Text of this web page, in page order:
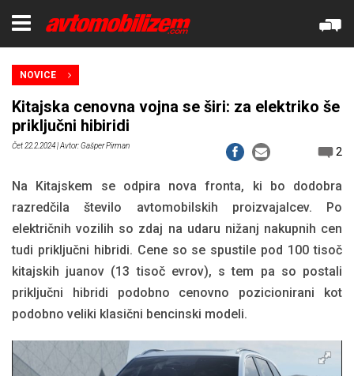
NOVICE
Kitajska cenovna vojna se širi: za elektriko še
priključni hibiridi
Čet 22.2.2024| Avtor: Gašper Pirman 2
Na Kitajskem se odpira nova fronta, ki bo dodobra
razredčila število avtomobilskih proizvajalcev. Po
električnih vozilih so zdaj na udaru nižanj nakupnih cen
tudi priključni hibridi. Cene so se spustile pod 100 tisoč
kitajskih juanov (13 tisoč evrov), s tem pa so postali
priključni hibridi podobno cenovno pozicionirani kot
podobno veliki klasični bencinski modeli.